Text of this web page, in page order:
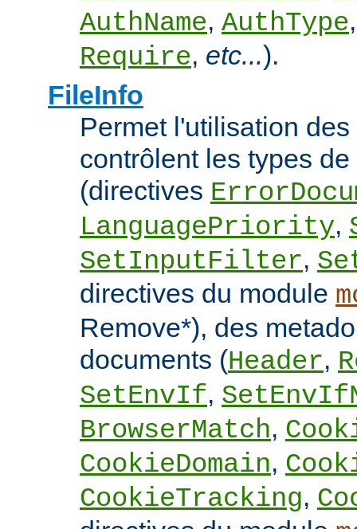
AuthName, AuthType
Require, etc...).
FileInfo
Permet l'utilisation
contrôlent les types
(directives
LanguagePriority,
SetInputFilter,
directives du module
Remove*), des
documents (Header,
SetEnvIf,
BrowserMatch,
CookieDomain,
CookieTracking,